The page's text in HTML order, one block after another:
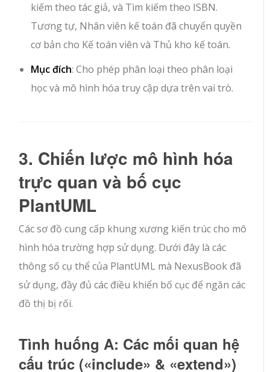
kiếm theo tác giả, và Tìm kiếm theo ISBN.
Tương tự, Nhân viên kế toán đã chuyển quyền
cơ bản cho Kế toán viên và Thủ kho kế toán.
Mục đích: Cho phép phân loại theo phân loại
học và mô hình hóa truy cập dựa trên vai trò.
3. Chiến lược mô hình hóa
trực quan và bố cục
PlantUML
Các sơ đồ cung cấp khung xương kiến trúc cho mô
hình hóa trường hợp sử dụng. Dưới đây là các
thông số cụ thể của PlantUML mà NexusBook đã
sử dụng, đầy đủ các điều khiển bố cục để ngăn các
đồ thị bị rối.
Tình huống A: Các mối quan hệ
cấu trúc («include» & «extend»)